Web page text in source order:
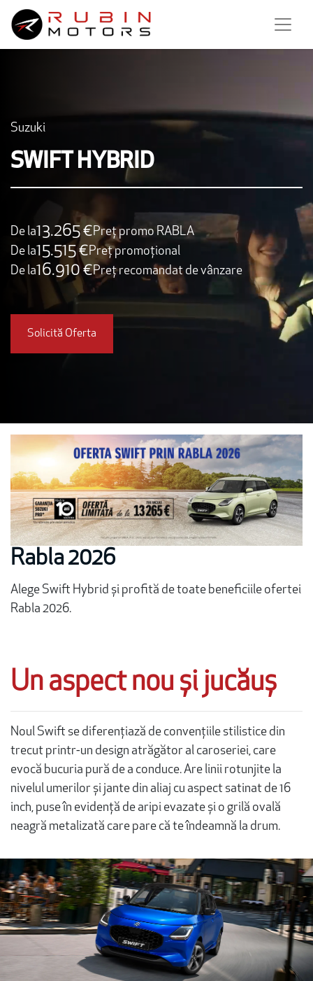
Suzuki
SWIFT HYBRID
De la13.265 €Preț promo RABLA
De la15.515 €Preț promoțional
De la16.910 €Preț recomandat de vânzare
Solicită Oferta
Rabla 2026
Alege Swift Hybrid și profită de toate beneficiile ofertei
Rabla 2026.
Un aspect nou și jucăuș
Noul Swift se diferențiază de convențiile stilistice din
trecut printr-un design atrăgător al caroseriei, care
evocă bucuria pură de a conduce. Are linii rotunjite la
nivelul umerilor și jante din aliaj cu aspect satinat de 16
inch, puse în evidență de aripi evazate și o grilă ovală
neagră metalizată care pare că te îndeamnă la drum.